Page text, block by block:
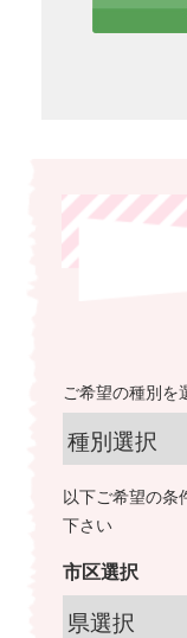
ご希望の種別を
以下ご希望の条
下さい
市区選択